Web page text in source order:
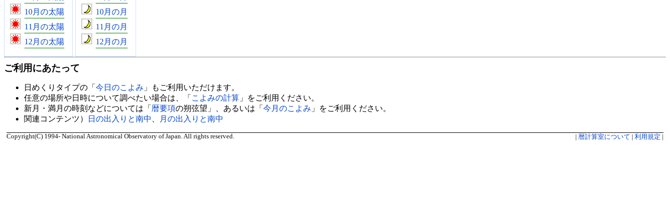
10月の太陽
11月の太陽
12月の太陽
10月の月
11月の月
12月の月
ご利用にあたって
日めくりタイプの「 今日のこよみ 」もご利用いただけます。
任意の場所や日時について調べたい場合は、「 こよみの計算 」をご利用ください。
新月・満月の時刻などについては「 暦要項の朔弦望」、あるいは「 今月のこよみ 」をご利用ください。
関連コンテンツ）
日の出入りと南中 月の出入りと南中
Copyright(C) 1994- National Astronomical Observatory of Japan. All rights reserved. | 暦計算室について | 利用規定 |